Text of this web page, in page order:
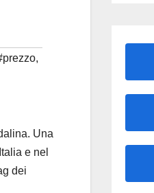
,
Una
e nel
dei